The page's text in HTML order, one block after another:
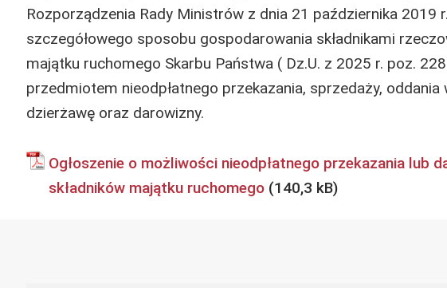
Rozporządzenia Rady Ministrów z dnia 21 października 2019
szczegółowego sposobu gospodarowania składnikami
majątku ruchomego Skarbu Państwa ( Dz.U. z 2025 r. poz.
przedmiotem nieodpłatnego przekazania, sprzedaży, oddania
dzierżawę oraz darowizny.
Ogłoszenie o możliwości nieodpłatnego przekazania lub
składników majątku ruchomego